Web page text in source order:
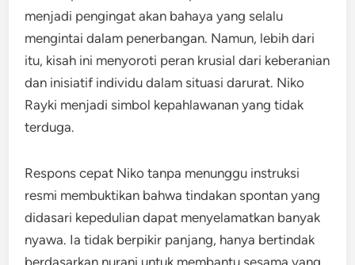
menjadi pengingat akan bahaya yang selalu
mengintai dalam penerbangan. Namun, lebih dari
itu, kisah ini menyoroti peran krusial dari keberanian
dan inisiatif individu dalam situasi darurat. Niko
Rayki menjadi simbol kepahlawanan yang tidak
terduga.
Respons cepat Niko tanpa menunggu instruksi
resmi membuktikan bahwa tindakan spontan yang
didasari kepedulian dapat menyelamatkan banyak
nyawa. Ia tidak berpikir panjang, hanya bertindak
berdasarkan nurani untuk membantu sesama yang